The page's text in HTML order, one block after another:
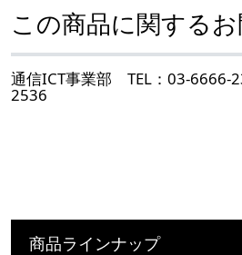
この商品に関する
通信ICT事業部 TEL：03-6666-
2536
商品ラインナップ